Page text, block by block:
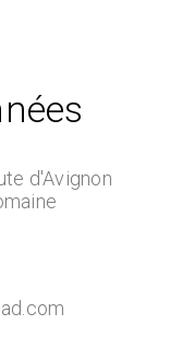
d'Avignon